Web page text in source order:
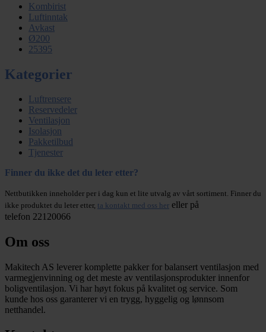
Kombirist
Luftinntak
Avkast
Ø200
25395
Kategorier
Luftrensere
Reservedeler
Ventilasjon
Isolasjon
Pakketilbud
Tjenester
Finner du ikke det du leter etter?
Nettbutikken inneholder per i dag kun et lite utvalg av vårt sortiment. Finner du
ikke produktet du leter etter, ta kontakt med oss her eller på
telefon 22120066
Om oss
Makitech AS leverer komplette pakker for balansert ventilasjon med
varmegjenvinning og det meste av ventilasjonsprodukter innenfor
boligventilasjon. Vi har høyt fokus på kvalitet og service. Som
kunde hos oss garanterer vi en trygg, hyggelig og lønnsom
netthandel.